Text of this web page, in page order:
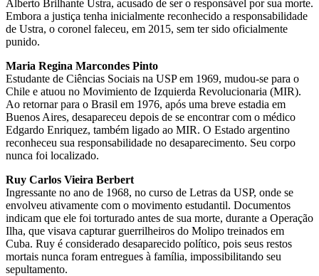
Alberto Brilhante Ustra, acusado de ser o responsável por sua morte.
Embora a justiça tenha inicialmente reconhecido a responsabilidade
de Ustra, o coronel faleceu, em 2015, sem ter sido oficialmente
punido.
Maria Regina Marcondes Pinto
Estudante de Ciências Sociais na USP em 1969, mudou-se para o
Chile e atuou no Movimiento de Izquierda Revolucionaria (MIR).
Ao retornar para o Brasil em 1976, após uma breve estadia em
Buenos Aires, desapareceu depois de se encontrar com o médico
Edgardo Enriquez, também ligado ao MIR. O Estado argentino
reconheceu sua responsabilidade no desaparecimento. Seu corpo
nunca foi localizado.
Ruy Carlos Vieira Berbert
Ingressante no ano de 1968, no curso de Letras da USP, onde se
envolveu ativamente com o movimento estudantil. Documentos
indicam que ele foi torturado antes de sua morte, durante a Operação
Ilha, que visava capturar guerrilheiros do Molipo treinados em
Cuba. Ruy é considerado desaparecido político, pois seus restos
mortais nunca foram entregues à família, impossibilitando seu
sepultamento.